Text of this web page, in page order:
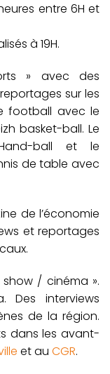
entre 6H et
à 19H.
» avec des
sur les
football avec le
basket-ball. Le
ball et le
de table avec
de l’économie
et reportages
show / cinéma ».
Des interviews
de la région.
dans les avant-
et au CGR.